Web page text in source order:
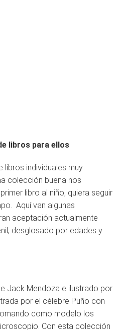
libros para ellos
libros individuales muy
colección buena nos
libro al niño, quiera seguir
Aquí van algunas
aceptación actualmente
desglosado por edades y
Jack Mendoza e ilustrado por
por el célebre Puño con
como modelo los
Con esta colección